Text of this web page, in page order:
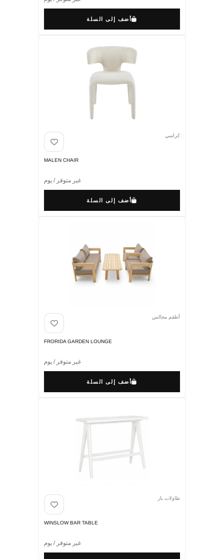
أضف إلى السلة
كراسي
MALEN CHAIR
غير متوفر / يوم
أضف إلى السلة
أطقم مجالس
FRORIDA GARDEN LOUNGE
غير متوفر / يوم
أضف إلى السلة
طاولات بار
WINSLOW BAR TABLE
غير متوفر / يوم